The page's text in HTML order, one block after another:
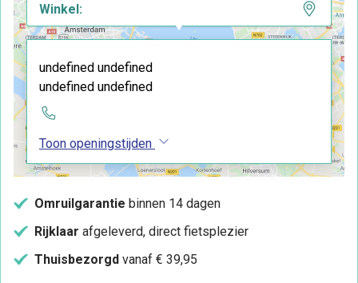
Winkel:
undefined undefined
undefined undefined
Toon openingstijden
Omruilgarantie binnen 14 dagen
Rijklaar afgeleverd, direct fietsplezier
Thuisbezorgd vanaf € 39,95